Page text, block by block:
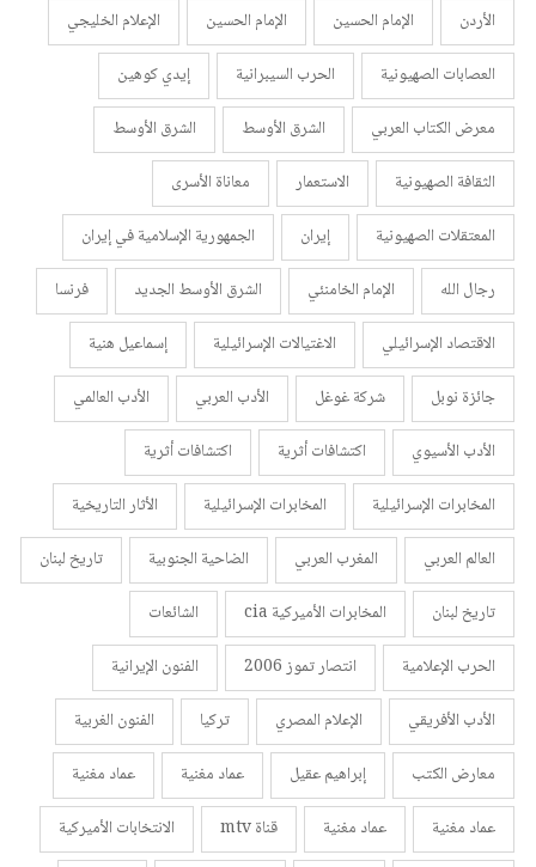
الأردن
الإمام الحسين الإمام الحسين
الإعلام الخليجي
العصابات الصهيونية
الحرب السيبرانية
إيدي كوهين
معرض الكتاب العربي
الشرق الأوسط
الشرق الأوسط
الثقافة الصهيونية
الاستعمار
معاناة الأسرى
المعتقلات الصهيونية
إيران
الجمهورية الإسلامية في إيران
رجال الله
الإمام الخامنئي الشرق الأوسط الجديد
فرنسا
الاقتصاد الإسرائيلي
الاغتيالات الإسرائيلية
إسماعيل هنية
جائزة نوبل
شركة غوغل الأدب العربي
الأدب العالمي
الأدب الأسيوي
اكتشافات أثرية
اكتشافات أثرية
المخابرات الإسرائيلية
المخابرات الإسرائيلية
الأثار التاريخية
العالم العربي
المغرب العربي الضاحية الجنوبية
تاريخ لبنان
تاريخ لبنان
المخابرات الأميركية cia
الشائعات
الحرب الإعلامية
انتصار تموز 2006
الفنون الإيرانية
الأدب الأفريقي
الإعلام المصري تركيا
الفنون الغربية
معارض الكتب
إبراهيم عقيل عماد مغنية
عماد مغنية
عماد مغنية
عماد مغنية قناة mtv
الانتخابات الأميركية